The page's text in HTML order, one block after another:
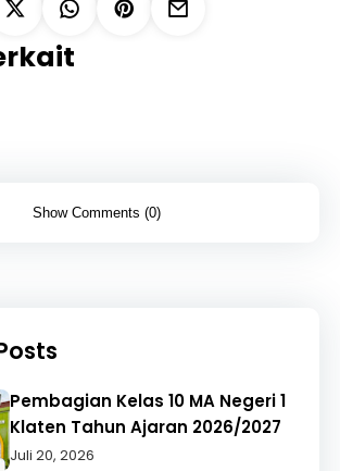
Show Comments (0)
Pembagian Kelas 10 MA Negeri 1
Klaten Tahun Ajaran 2026/2027
Juli 20, 2026